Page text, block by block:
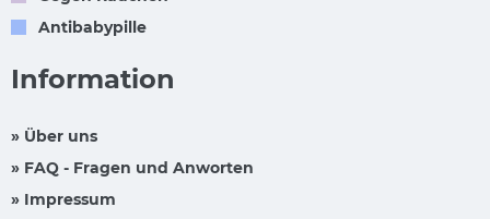
Antibabypille
Information
» Über uns
» FAQ - Fragen und Anworten
» Impressum